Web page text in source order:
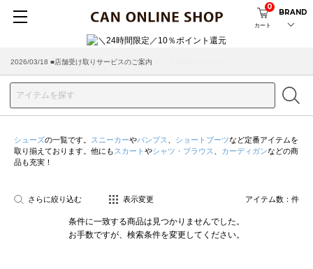
カート
0
BRAND
2026/08/04 ■8/13(木)AM2:00～サイトメンテナンス実施のお知らせ
2026/03/18 ■店舗受け取りサービスのご案内
シューズの一覧です。 スニーカーやパンプス ショートブーツなど定番アイテムを
取り揃えております。他にも スカート やシャツ・ブラウス カーディガンなどの商
品も充実！
さらに絞り込む 表示変更 アイテム数： 件
条件に一致する商品は見つかりませんでした。
お手数ですが、検索条件を変更してください。